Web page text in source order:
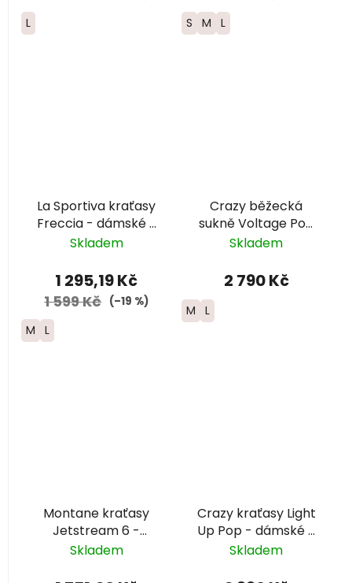
L S M L
La Sportiva kraťasy
Freccia - dámské -
růžová/bílá
Skladem
1 295,19 Kč
1 599 Kč (–19 %)
M L
Crazy běžecká
sukně Voltage Pop
- dámská -
Skladem
2 790 Kč
M L
Montane kraťasy
Jetstream 6 -
dámské - černá
Skladem
Crazy kraťasy Light
Up Pop - dámské -
černá/růžová
Skladem